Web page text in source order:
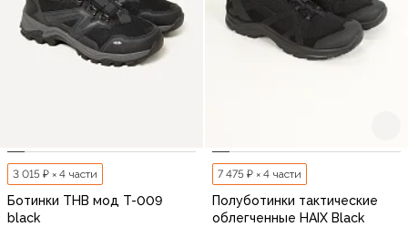
3 015 ₽ × 4 части
Ботинки THB мод T-009
black
7 475 ₽ × 4 части
Полуботинки тактические
облегченные HAIX Black